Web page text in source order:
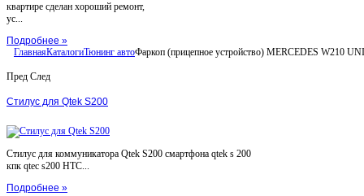
квартире сделан хороший ремонт,
ус...
Подробнее »
ГлавнаяКаталогиТюнинг автоФаркоп (прицепное устройство) MERCEDES W210
Пред След
Стилус для Qtek S200
Стилус для коммуникатора Qtek S200 смартфона qtek s 200
кпк qtec s200 HTC...
Подробнее »